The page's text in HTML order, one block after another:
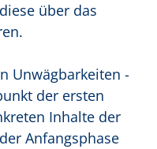
über das
Unwägbarkeiten -
der ersten
Inhalte der
Anfangsphase